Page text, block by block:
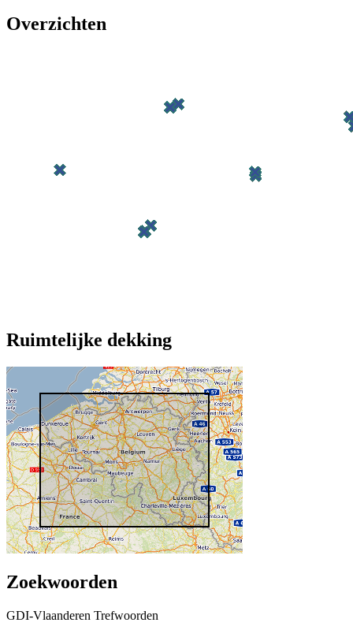
Overzichten
Ruimtelijke dekking
Zoekwoorden
GDI-Vlaanderen Trefwoorden